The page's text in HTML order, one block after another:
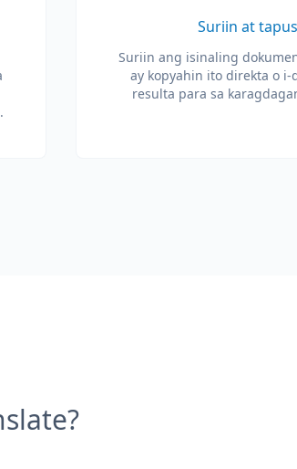
Suriin at
Suriin ang isinaling
ay kopyahin ito direkta o i-
resulta para sa